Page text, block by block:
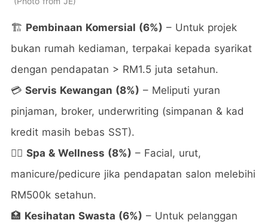
🏗️ Pembinaan Komersial (6%) – Untuk projek
bukan rumah kediaman, terpakai kepada syarikat
dengan pendapatan > RM1.5 juta setahun.
💳 Servis Kewangan (8%) – Meliputi yuran
pinjaman, broker, underwriting (simpanan & kad
kredit masih bebas SST).
💆‍♀️ Spa & Wellness (8%) – Facial, urut,
manicure/pedicure jika pendapatan salon melebihi
RM500k setahun.
🏥 Kesihatan Swasta (6%) – Untuk pelanggan